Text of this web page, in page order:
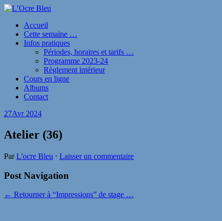
Accueil
Cette semaine …
Infos pratiques
Périodes, horaires et tarifs …
Programme 2023-24
Règlement intérieur
Cours en ligne
Albums
Contact
27Avr 2024
Atelier (36)
ParL'ocre Bleu ⋅ Laisser un commentaire
Post Navigation
← Retourner à “Impressions” de stage …